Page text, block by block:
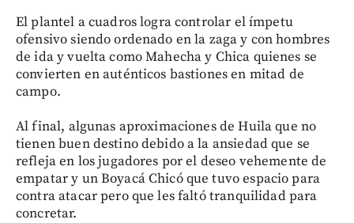
El plantel a cuadros logra controlar el ímpetu
ofensivo siendo ordenado en la zaga y con hombres
de ida y vuelta como Mahecha y Chica quienes se
convierten en auténticos bastiones en mitad de
campo.
Al final, algunas aproximaciones de Huila que no
tienen buen destino debido a la ansiedad que se
refleja en los jugadores por el deseo vehemente de
empatar y un Boyacá Chicó que tuvo espacio para
contra atacar pero que les faltó tranquilidad para
concretar.